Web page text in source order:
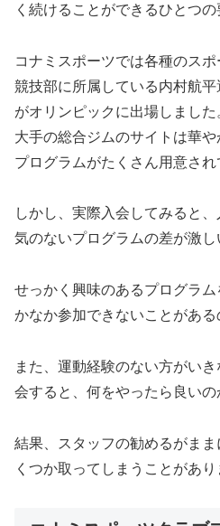
く続けることができるひとつの
コナミスポーツでは各種のス
競技部に所属している内村航
がオリンピックに出場しました
大手の総合ジムのサイトは華や
プログラムがたくさん用意され
しかし、実際入会してみると
気のないプログラムの差が激し
せっかく興味のあるプログラ
かなか参加できないことがある
また、運動経験のない方がい
会すると、何をやったら良いの
結果、スタッフの勧めるがま
くつか取ってしまうことがあり